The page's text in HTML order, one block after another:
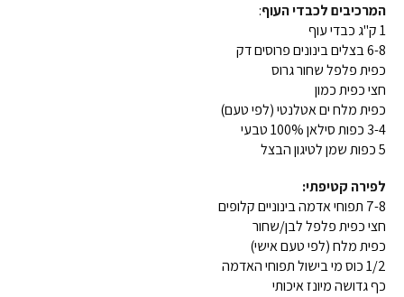
המרכיביםלכבדי העוף:
1 ק"ג כבדי עוף
6-8 בצלים בינונים פרוסים דק
כפית פלפל שחור גרוס
חצי כפית כמון
כפית מלח ים אטלנטי (לפי טעם)
3-4 כפות סילאן 100% טבעי
5 כפות שמן לטיגון הבצל
לפירה קטיפתי:
7-8 תפוחי אדמה בינוניים קלופים
חצי כפית פלפל לבן/שחור
כפית מלח (לפי טעם אישי)
1/2 כוס מי בישול תפוחי האדמה
כף גדושה מיונז איכותי